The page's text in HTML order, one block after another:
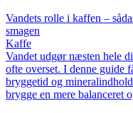
Vandets rolle i kaffen –
smagen
Kaffe
Vandet udgør næsten hele
ofte overset. I denne guide
bryggetid og
brygge en mere balanceret